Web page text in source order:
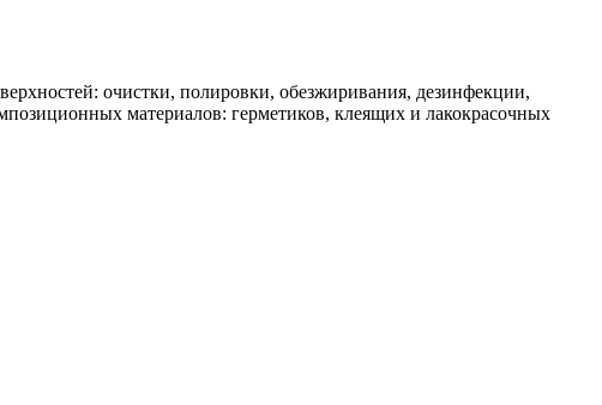
очистки, полировки, обезжиривания, дезинфекции,
материалов: герметиков, клеящих и лакокрасочных